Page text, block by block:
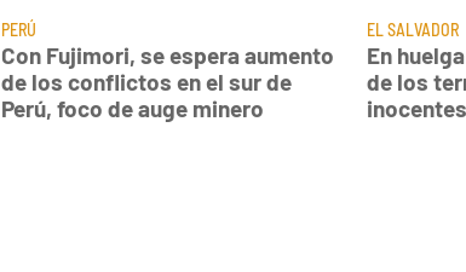
PERÚ
Con Fujimori, se espera aumento
de los conflictos en el sur de
Perú, foco de auge minero
EL SALVADOR
En
de los